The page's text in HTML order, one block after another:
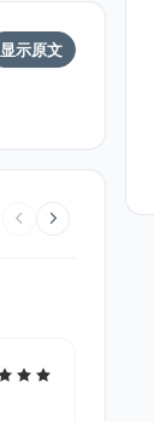
显示原文